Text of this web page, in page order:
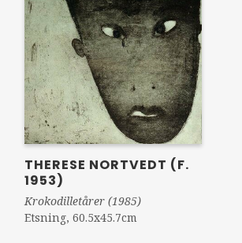
THERESE NORTVEDT (F.
1953)
Krokodilletårer (1985)
Etsning, 60.5x45.7cm